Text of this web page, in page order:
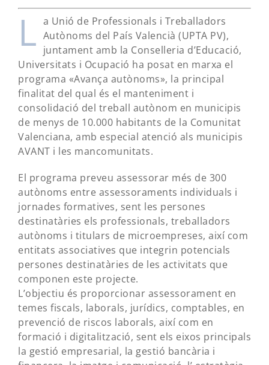
L a Unió de Professionals i Treballadors
Autònoms del País Valencià (UPTA PV),
juntament amb la Conselleria d’Educació,
Universitats i Ocupació ha posat en marxa el
programa «Avança autònoms», la principal
finalitat del qual és el manteniment i
consolidació del treball autònom en municipis
de menys de 10.000 habitants de la Comunitat
Valenciana, amb especial atenció als municipis
AVANT i les mancomunitats.
El programa preveu assessorar més de 300
autònoms entre assessoraments individuals i
jornades formatives, sent les persones
destinatàries els professionals, treballadors
autònoms i titulars de microempreses, així com
entitats associatives que integrin potencials
persones destinatàries de les activitats que
componen este projecte.
L’objectiu és proporcionar assessorament en
temes fiscals, laborals, jurídics, comptables, en
prevenció de riscos laborals, així com en
formació i digitalització, sent els eixos principals
la gestió empresarial, la gestió bancària i